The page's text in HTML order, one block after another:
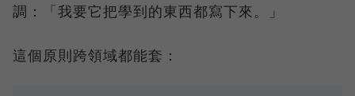
調：「我要它把學到的東西都寫下來。」
這個原則跨領域都能套：